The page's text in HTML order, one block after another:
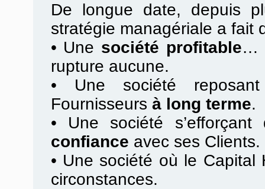
De longue date, depuis
stratégie managériale a fait
• Une société profitable…
rupture aucune.
• Une société
Fournisseurs à long terme.
• Une société
confiance avec ses Clients.
• Une société où le Capital
circonstances.